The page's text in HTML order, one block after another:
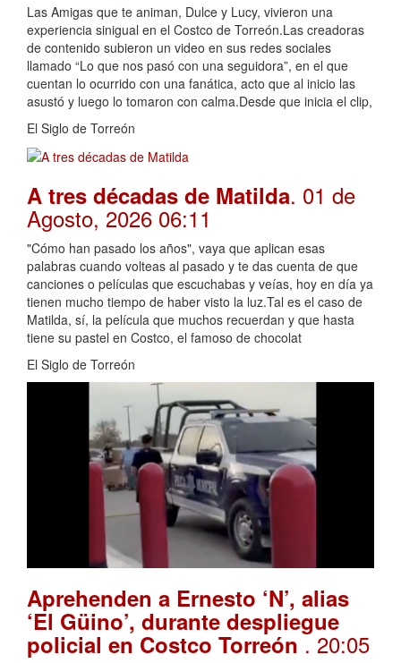
Las Amigas que te animan, Dulce y Lucy, vivieron una
experiencia sinigual en el Costco de Torreón.Las creadoras
de contenido subieron un video en sus redes sociales
llamado “Lo que nos pasó con una seguidora”, en el que
cuentan lo ocurrido con una fanática, acto que al inicio las
asustó y luego lo tomaron con calma.Desde que inicia el clip,
El Siglo de Torreón
A tres décadas de Matilda. 01 de
Agosto, 2026 06:11
"Cómo han pasado los años", vaya que aplican esas
palabras cuando volteas al pasado y te das cuenta de que
canciones o películas que escuchabas y veías, hoy en día ya
tienen mucho tiempo de haber visto la luz.Tal es el caso de
Matilda, sí, la película que muchos recuerdan y que hasta
tiene su pastel en Costco, el famoso de chocolat
El Siglo de Torreón
Aprehenden a Ernesto ‘N’, alias
‘El Güino’, durante despliegue
policial en Costco Torreón. 20:05